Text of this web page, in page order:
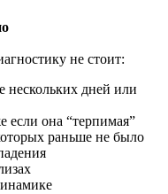
не стоит:
нескольких дней или
если она “терпимая”
раньше не было